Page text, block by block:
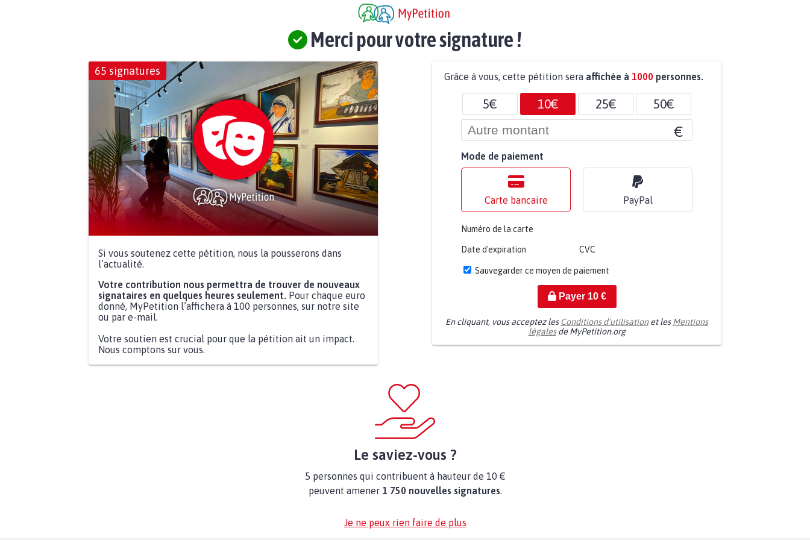
Merci pour votre signature !
65 signatures
Si vous soutenez cette pétition, nous la pousserons dans
l’actualité.
Votre contribution nous permettra de trouver de nouveaux
signataires en quelques heures seulement. Pour chaque euro
donné, MyPetition l’affichera à 100 personnes, sur notre site
ou par e-mail.
Votre soutien est crucial pour que la pétition ait un impact.
Nous comptons sur vous.
Grâce à vous, cette pétition sera affichée à 1000 personnes.
5€ 10€ 25€ 50€
€
Mode de paiement
Carte bancaire PayPal
Numéro de la carte
Date d'expiration CVC
Sauvegarder ce moyen de paiement
Payer 10€
En cliquant, vous acceptez les Conditions d'utilisationet lesMentions
légalesde MyPetition.org
Le saviez-vous ?
5 personnes qui contribuent à hauteur de 10 €
peuvent amener 1 750 nouvelles signatures.
Je ne peux rien faire de plus